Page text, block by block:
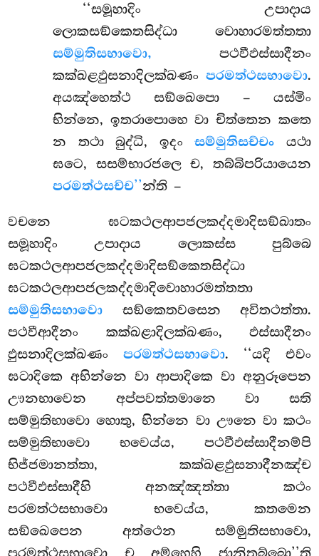
‘‘සමූහාදිං උපාදාය
ලොකසඞ්කෙතසිද්ධා වොහාරමත්තතා
සම්මුතිසභාවො, පථවීඵස්සාදීනං
කක්ඛළඵුසනාදිලක්ඛණං පරමත්ථසභාවො.
අයඤ්හෙත්ථ සඞ්ඛෙපො – යස්මිං
භින්නෙ, ඉතරාපොහෙ වා චිත්තෙන කතෙ
න තථා බුද්ධි, ඉදංසම්මුතිසච්චං යථා
ඝටෙ, සසම්භාරජලෙ ච, තබ්බිපරියායෙන
පරමත්ථසච්ච’’න්ති –
වචනෙ ඝටකථලආපජලකද්දමාදිසඞ්ඛාතං
සමූහාදිං උපාදාය ලොකස්ස පුබ්බෙ
ඝටකථලආපජලකද්දමාදිසඞ්කෙතසිද්ධා
ඝටකථලආපජලකද්දමාදිවොහාරමත්තතා
සම්මුතිසභාවො සඞ්කෙතවසෙන අවිතථත්තා.
පථවීආදීනං කක්ඛළාදිලක්ඛණං, ඵස්සාදීනං
ඵුසනාදිලක්ඛණංපරමත්ථසභාවො. ‘‘යදි එවං
ඝටාදිකෙ අභින්නෙ වා ආපාදිකෙ වා අනුරූපෙන
ඌනභාවෙන අප්පවත්තමානෙ වා සති
සම්මුතිභාවො හොතු, භින්නෙ වා ඌනෙ වා කථං
සම්මුතිභාවො භවෙය්ය, පථවීඵස්සාදීනම්පි
භිජ්ජමානත්තා, කක්ඛළඵුසනාදීනඤ්ච
පථවීඵස්සාදීහි අනඤ්ඤත්තා කථං
පරමත්ථසභාවො භවෙය්ය, කතමෙන
සඞ්ඛෙපෙන අත්ථෙන සම්මුතිසභාවො,